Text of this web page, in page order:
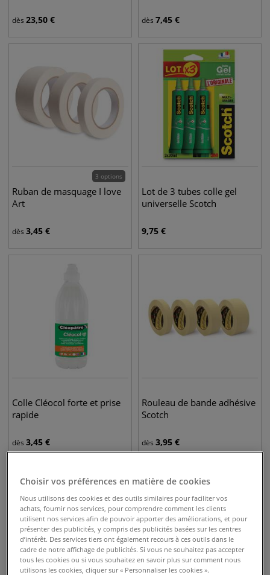
dès 23,50 € dès 7,45 €
3 options
Ruban de masquage I love
Art
dès 3,45 €
Lot de 3 tubes colle gel
universelle Scotch
9,75 €
Colle Cléocol forte et prise
rapide
dès 3,45 €
Rouleau de bande adhésive
Scotch
dès 3,95 €
Choisir vos préférences en matière de cookies
Nous utilisons des cookies et des outils similaires pour faciliter vos
achats, fournir nos services, pour comprendre comment les clients
utilisent nos services afin de pouvoir apporter des améliorations, et pour
présenter des publicités, y compris des publicités basées sur les centres
d’intérêt. Des services tiers ont également recours à ces outils dans le
cadre de notre affichage de publicités. Si vous ne souhaitez pas accepter
tous les cookies ou si vous souhaitez en savoir plus sur comment nous
utilisons les cookies, cliquer sur « Personnaliser les cookies ».